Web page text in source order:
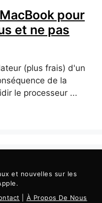
pour
et ne pas
(plus frais) d'un
de la
le processeur ...
et nouvelles sur les
À Propos De Nous